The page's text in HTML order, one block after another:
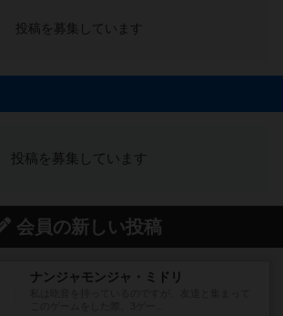
投稿を募集しています
投稿を募集しています
会員の新しい投稿
ナンジャモンジャ・ミドリ